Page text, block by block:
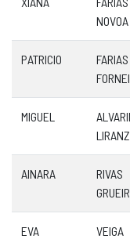
NOVOA
PATRICIO
FARIAS
MIGUEL
AINARA
RIVAS
EVA
VEIGA